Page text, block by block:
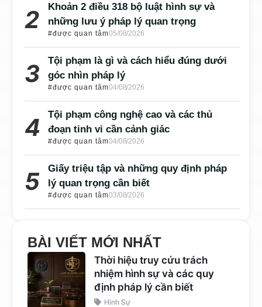
Khoản 2 điều 318 bộ luật hình sự và
những lưu ý pháp lý quan trọng
#được quan tâm05/08/2026
Tội phạm là gì và cách hiểu đúng dưới
góc nhìn pháp lý
#được quan tâm04/08/2026
Tội phạm công nghệ cao và các thủ
đoạn tinh vi cần cảnh giác
#được quan tâm04/08/2026
Giấy triệu tập và những quy định pháp
lý quan trọng cần biết
#được quan tâm03/08/2026
BÀI VIẾT MỚI NHẤT
Thời hiệu truy cứu trách
nhiệm hình sự và các quy
định pháp lý cần biết
Hình Sự